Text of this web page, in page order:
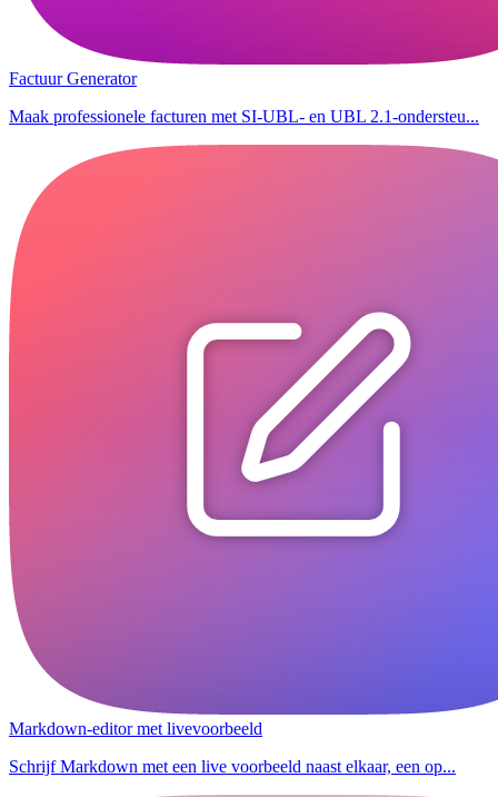
Factuur Generator
Maak professionele facturen met SI-UBL- en UBL 2.1-ondersteu...
Markdown-editor met livevoorbeeld
Schrijf Markdown met een live voorbeeld naast elkaar, een op...